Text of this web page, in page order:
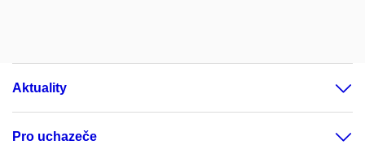
Aktuality
Pro uchazeče